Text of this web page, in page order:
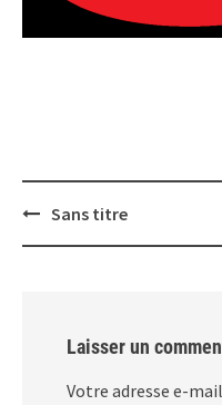
PostSans titre
Laisser un
Votre adresse e-